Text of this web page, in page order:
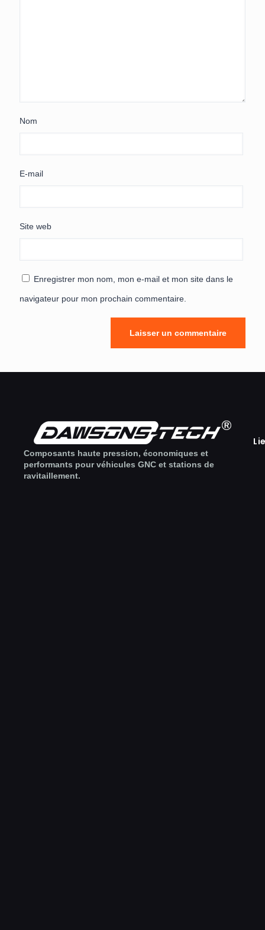
Nom
E-mail
Site web
Enregistrer mon nom, mon e-mail et mon site dans le
navigateur pour mon prochain commentaire.
Composants haute pression, économiques et
performants pour véhicules GNC et stations de
ravitaillement.